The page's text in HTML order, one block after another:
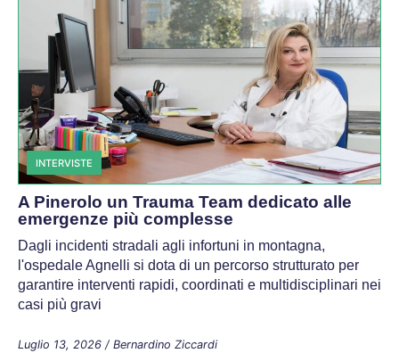
INTERVISTE
A Pinerolo un Trauma Team dedicato alle
emergenze più complesse
Dagli incidenti stradali agli infortuni in montagna,
l'ospedale Agnelli si dota di un percorso strutturato per
garantire interventi rapidi, coordinati e multidisciplinari nei
casi più gravi
Luglio 13, 2026 / Bernardino Ziccardi